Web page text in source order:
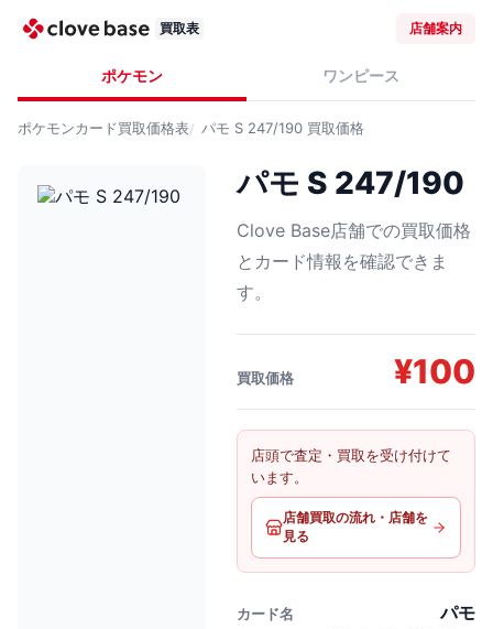
買取表 店舗案内
ポケモン ワンピース
ポケモンカード買取価格表 パモ S 247/190 買取価格
パモ S 247/190
Clove Base店舗での買取価格
とカード情報を確認できま
す。
買取価格 ¥100
店頭で査定・買取を受け付けて
います。
店舗買取の流れ・店舗を
見る
カード名 パモ